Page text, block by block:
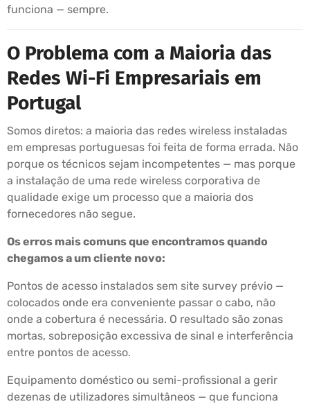
funciona — sempre.
O Problema com a Maioria das
Redes Wi-Fi Empresariais em
Portugal
Somos diretos: a maioria das redes wireless instaladas
em empresas portuguesas foi feita de forma errada. Não
porque os técnicos sejam incompetentes — mas porque
a instalação de uma rede wireless corporativa de
qualidade exige um processo que a maioria dos
fornecedores não segue.
Os erros mais comuns que encontramos quando
chegamos a um cliente novo:
Pontos de acesso instalados sem site survey prévio —
colocados onde era conveniente passar o cabo, não
onde a cobertura é necessária. O resultado são zonas
mortas, sobreposição excessiva de sinal e interferência
entre pontos de acesso.
Equipamento doméstico ou semi-profissional a gerir
dezenas de utilizadores simultâneos — que funciona